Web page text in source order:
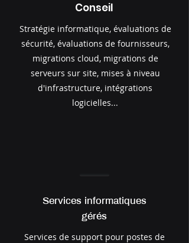
Conseil
Stratégie informatique, évaluations de
sécurité, évaluations de fournisseurs,
migrations cloud, migrations de
serveurs sur site, mises à niveau
d'infrastructure, intégrations
logicielles...
Services informatiques
gérés
Services de support pour postes de